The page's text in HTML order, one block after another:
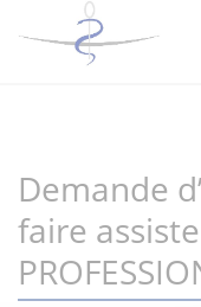
Demande
faire